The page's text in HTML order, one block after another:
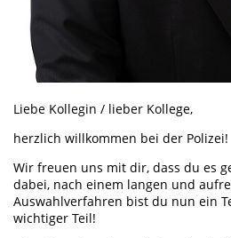
Liebe Kollegin / lieber Kollege,
herzlich willkommen bei der Polizei!
Wir freuen uns mit dir, dass du es
dabei, nach einem langen und
Auswahlverfahren bist du nun ein
wichtiger Teil!